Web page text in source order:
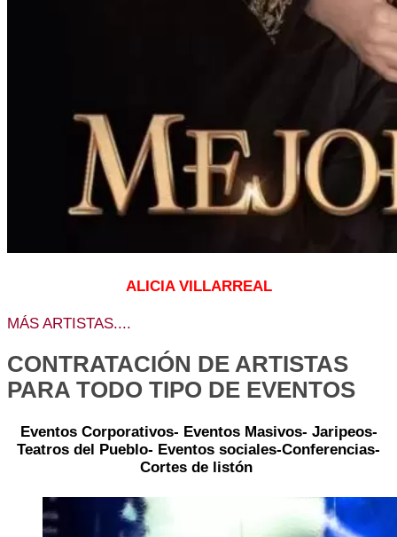
ALICIA VILLARREAL
MÁS ARTISTAS....
CONTRATACIÓN DE ARTISTAS
PARA TODO TIPO DE EVENTOS
Eventos Corporativos- Eventos Masivos- Jaripeos-
Teatros del Pueblo- Eventos sociales-Conferencias-
Cortes de listón